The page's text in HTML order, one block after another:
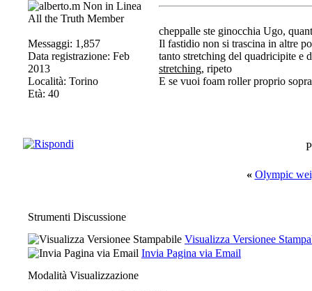
All the Truth Member
Messaggi: 1,857
Data registrazione: Feb
2013
Località: Torino
Età: 40
cheppalle ste ginocchia Ugo,
Il fastidio non si trascina in altre
tanto stretching del quadricipite e
stretching, ripeto
E se vuoi foam roller proprio
« Olympic
Strumenti Discussione
Visualizza Versionee
Invia Pagina via Email
Modalità Visualizzazione